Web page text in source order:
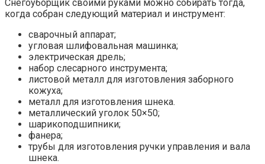
Снегоуборщик своими руками можно собирать тогда,
когда собран следующий материал и инструмент:
сварочный аппарат;
угловая шлифовальная машинка;
электрическая дрель;
набор слесарного инструмента;
листовой металл для изготовления заборного
кожуха;
металл для изготовления шнека.
металлический уголок 50×50;
шарикоподшипники;
фанера;
трубы для изготовления ручки управления и вала
шнека.